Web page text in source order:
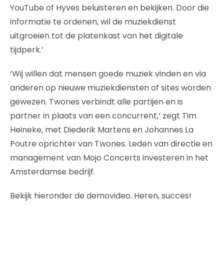
YouTube of Hyves beluisteren en bekijken. Door die
informatie te ordenen, wil de muziekdienst
uitgroeien tot de platenkast van het digitale
tijdperk.’
‘Wij willen dat mensen goede muziek vinden en via
anderen op nieuwe muziekdiensten of sites worden
gewezen. Twones verbindt alle partijen en is
partner in plaats van een concurrent,’ zegt Tim
Heineke, met Diederik Martens en Johannes La
Poutre oprichter van Twones. Leden van directie en
management van Mojo Concerts investeren in het
Amsterdamse bedrijf.
Bekijk hieronder de demovideo. Heren, succes!